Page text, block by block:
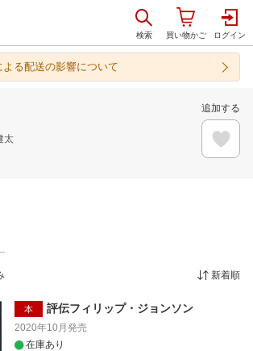
よる配送の影響について
太
追加する
新着順
本 評伝フィリップ・ジョンソン
2020年10月 発売
在庫あり